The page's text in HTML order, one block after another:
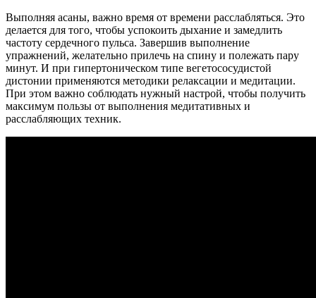
Выполняя асаны, важно время от времени расслабляться. Это
делается для того, чтобы успокоить дыхание и замедлить
частоту сердечного пульса. Завершив выполнение
упражнений, желательно прилечь на спину и полежать пару
минут. И при гипертоническом типе вегетососудистой
дистонии применяются методики релаксации и медитации.
При этом важно соблюдать нужный настрой, чтобы получить
максимум пользы от выполнения медитативных и
расслабляющих техник.